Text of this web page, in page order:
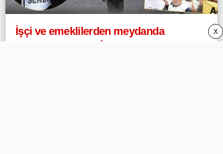
İşçi ve emeklilerden meydanda
X